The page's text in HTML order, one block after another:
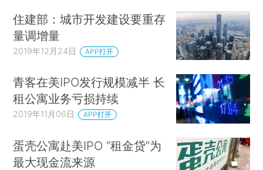
住建部：城市开发建设要重存
量调增量
2019年12月24日 APP打开
青客在美IPO发行规模减半 长
租公寓业务亏损持续
2019年11月06日 APP打开
蛋壳公寓赴美IPO “租金贷”为
最大现金流来源